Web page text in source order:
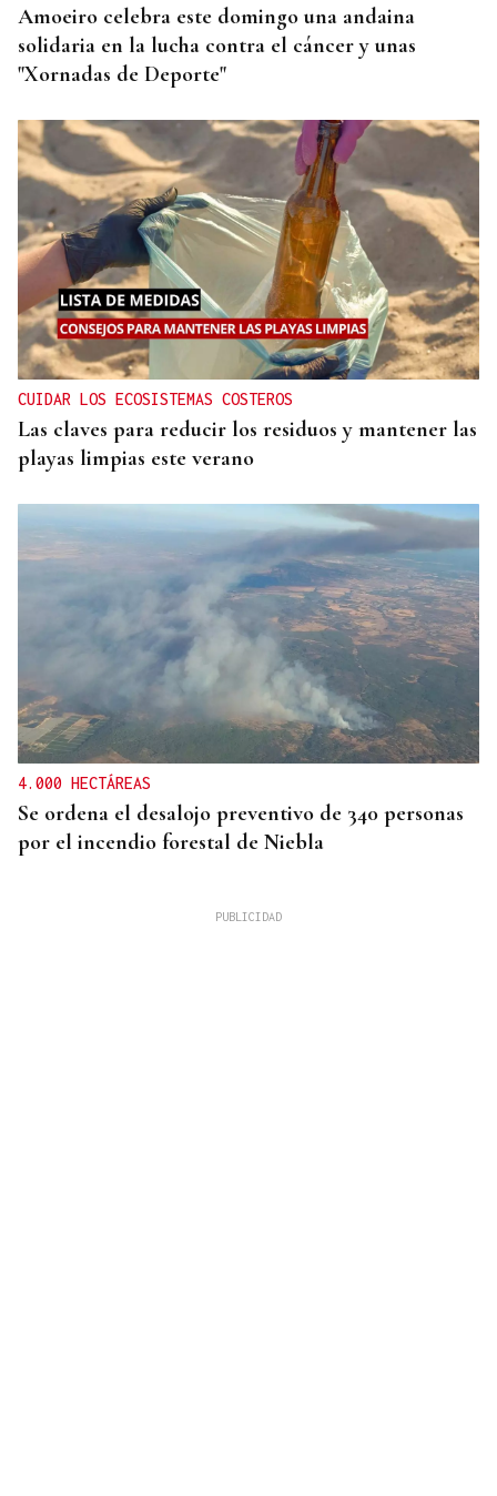
Amoeiro celebra este domingo una andaina
solidaria en la lucha contra el cáncer y unas
"Xornadas de Deporte"
CUIDAR LOS ECOSISTEMAS COSTEROS
Las claves para reducir los residuos y mantener las
playas limpias este verano
4.000 HECTÁREAS
Se ordena el desalojo preventivo de 340 personas
por el incendio forestal de Niebla